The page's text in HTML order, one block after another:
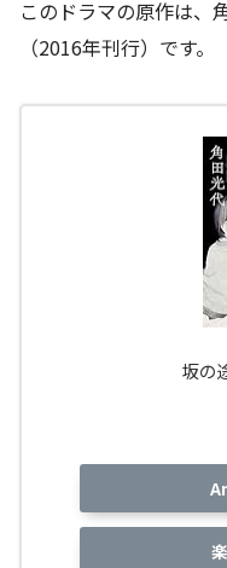
このドラマの原作は、
（2016年刊行）です。
坂の